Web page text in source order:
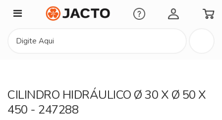
Minha Conta
CILINDRO HIDRÁULICO Ø 30 X Ø 50 X
450 - 247288